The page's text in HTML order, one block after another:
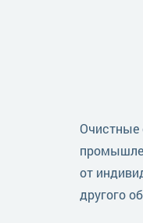
Очистные
от
другого